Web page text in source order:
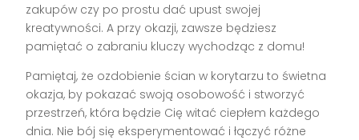
zakupów czy po prostu dać upust swojej
kreatywności. A przy okazji, zawsze będziesz
pamiętać o zabraniu kluczy wychodząc z domu!
Pamiętaj, że ozdobienie ścian w korytarzu to świetna
okazja, by pokazać swoją osobowość i stworzyć
przestrzeń, która będzie Cię witać ciepłem każdego
dnia. Nie bój się eksperymentować i łączyć różne